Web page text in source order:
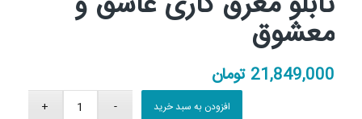
معشوق
21,849,000 تومان
افزودن به سبد خرید